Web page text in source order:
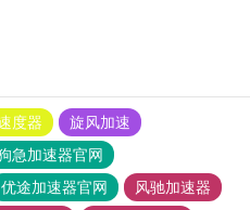
度器
旋风加速
急加速器官网
优途加速器官网
风驰加速器